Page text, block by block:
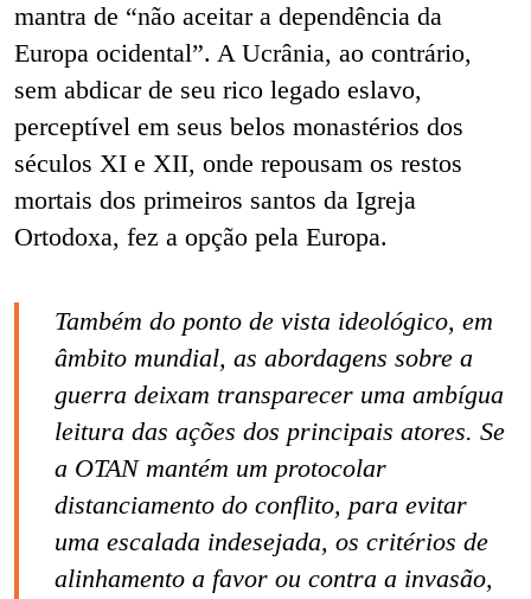
mantra de “não aceitar a dependência da
Europa ocidental”. A Ucrânia, ao contrário,
sem abdicar de seu rico legado eslavo,
perceptível em seus belos monastérios dos
séculos XI e XII, onde repousam os restos
mortais dos primeiros santos da Igreja
Ortodoxa, fez a opção pela Europa.
Também do ponto de vista ideológico, em
âmbito mundial, as abordagens sobre a
guerra deixam transparecer uma ambígua
leitura das ações dos principais atores. Se
a OTAN mantém um protocolar
distanciamento do conflito, para evitar
uma escalada indesejada, os critérios de
alinhamento a favor ou contra a invasão,